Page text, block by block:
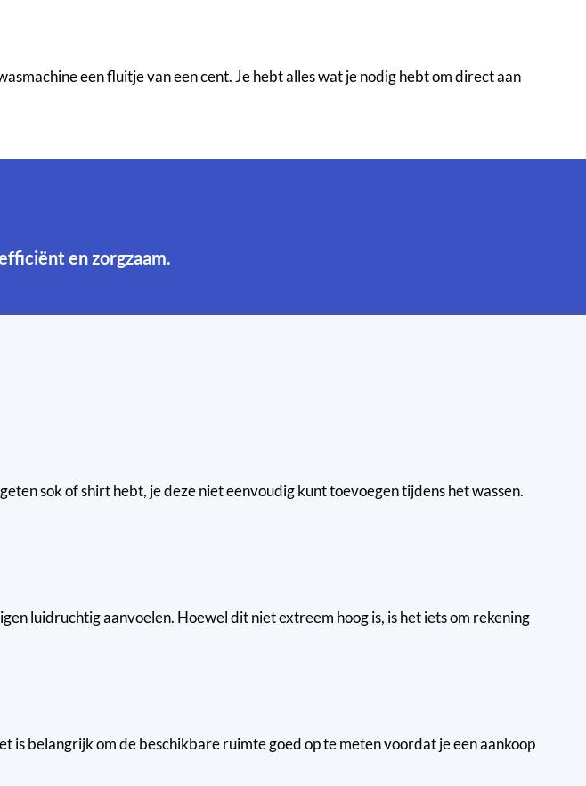
een fluitje van een cent. Je hebt alles wat je nodig hebt om direct aan
en zorgzaam.
sok of shirt hebt, je deze niet eenvoudig kunt toevoegen tijdens het wassen.
luidruchtig aanvoelen. Hoewel dit niet extreem hoog is, is het iets om rekening
belangrijk om de beschikbare ruimte goed op te meten voordat je een aankoop